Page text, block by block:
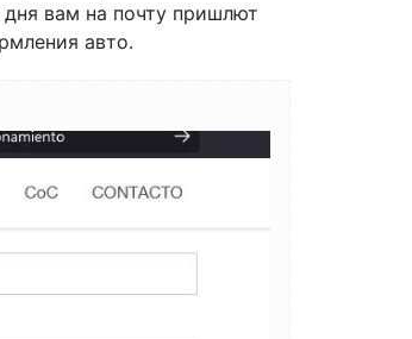
вам на почту пришлют
авто.